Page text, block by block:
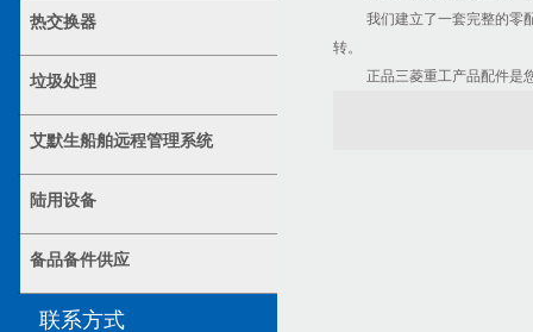
热交换器
垃圾处理
艾默生船舶远程管理系统
陆用设备
备品备件供应
联系方式
我们建立了一套完整的零
转。
正品三菱重工产品配件是